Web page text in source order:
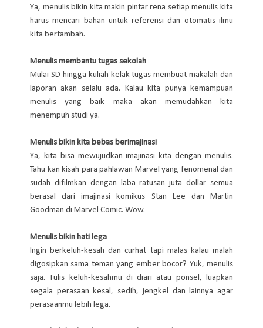
Ya, menulis bikin kita makin pintar rena setiap menulis kita
harus mencari bahan untuk referensi dan otomatis ilmu
kita bertambah.
Menulis membantu tugas sekolah
Mulai SD hingga kuliah kelak tugas membuat makalah dan
laporan akan selalu ada. Kalau kita punya kemampuan
menulis yang baik maka akan memudahkan kita
menempuh studi ya.
Menulis bikin kita bebas berimajinasi
Ya, kita bisa mewujudkan imajinasi kita dengan menulis.
Tahu kan kisah para pahlawan Marvel yang fenomenal dan
sudah difilmkan dengan laba ratusan juta dollar semua
berasal dari imajinasi komikus Stan Lee dan Martin
Goodman di Marvel Comic. Wow.
Menulis bikin hati lega
Ingin berkeluh-kesah dan curhat tapi malas kalau malah
digosipkan sama teman yang ember bocor? Yuk, menulis
saja. Tulis keluh-kesahmu di diari atau ponsel, luapkan
segala perasaan kesal, sedih, jengkel dan lainnya agar
perasaanmu lebih lega.